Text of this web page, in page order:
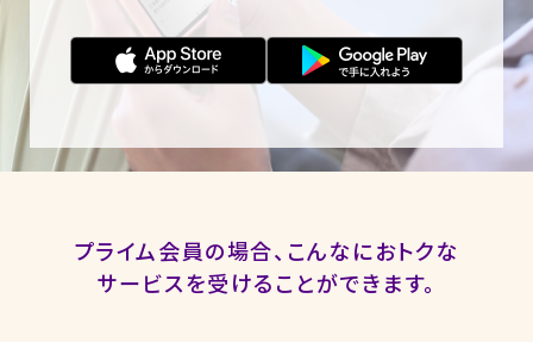
Apple Storeか
プライム会員の場合、こんなにおトクな
サービスを受けることができます。